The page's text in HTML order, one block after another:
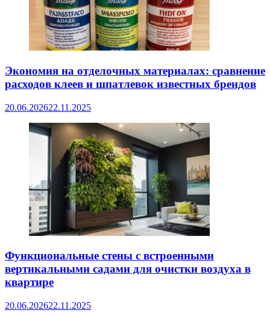
Экономия на отделочных материалах: сравнение
расходов клеев и шпатлевок известных брендов
20.06.202622.11.2025
Функциональные стены с встроенными
вертикальными садами для очистки воздуха в
квартире
20.06.202622.11.2025